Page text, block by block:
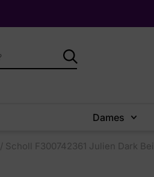
Dames
/ Scholl F300742361 Julien Dark